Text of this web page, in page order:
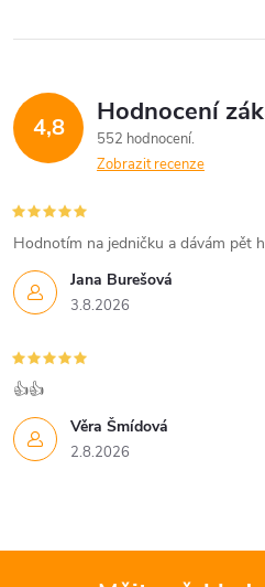
4,8 Hodnocení
552 hodnocení
Zobrazit recenze
Jana Burešová
3.8.2026
Hodnotím na jedničku a dávám pět
Věra Šmídová
2.8.2026
👍👍